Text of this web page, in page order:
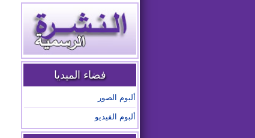
فضاء الميديا
ألبوم الصور
ألبوم الفيديو